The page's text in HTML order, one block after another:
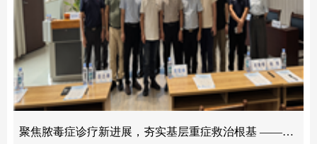
聚焦脓毒症诊疗新进展，夯实基层重症救治根基 ——第十届“菊城重症论坛”脓毒症专题研讨班圆满举办